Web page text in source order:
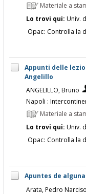
Materiale a
Lo trovi qui: Univ.
Opac: Controlla la
Appunti delle
Angelillo
ANGELILLO, Bruno
Napoli :
Materiale a
Lo trovi qui: Univ.
Opac: Controlla la
Apuntes de
Arata, Pedro Narciso